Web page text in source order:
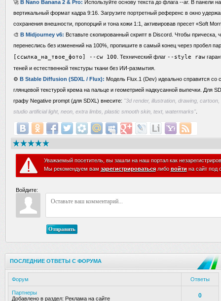
🚀 В Nano Banana 2 & Pro: Используйте основу текста до флага --ar. В панели
вертикальный формат кадра 9:16. Загрузите портретный референс в окно
сохранения внешности, пропорций и тона кожи 1:1, активировав пресет «Soft
🎨 В Midjourney v6: Вставьте скопированный скрипт в Discord. Чтобы прическа,
перенеслись без изменений на 100%, пропишите в самый конец через пробел
[ссылка_на_твое_фото] --cw 100 . Технический флаг --style raw
теней и естественной текстуры ткани без ИИ-размытия.
⚙️ В Stable Diffusion (SDXL / Flux): Модель Flux.1 (Dev) идеально справится со
глянцевой текстурой крема на пальце и геометрией надкусанной выпечки. Для
графу Negative prompt (для SDXL) внесите: "3d render, illustration, drawing,
studio artificial light, neon, extra limbs, plastic smooth skin, text, watermarks"
Уважаемый посетитель, вы зашли на наш портал как
Мы рекомендуем вам зарегистрироватьсялибо войти на сайт под
Войдите:
Отправить
ПОСЛЕДНИЕ ОТВЕТЫ С ФОРУМА
Форум Ответы
Партнеры
Добавлено в раздел: Реклама на сайте 0